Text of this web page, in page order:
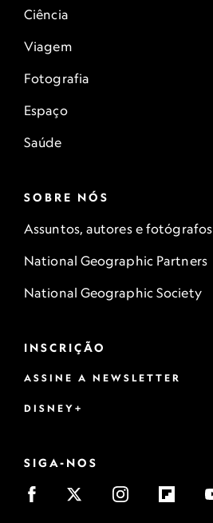
Ciência
Viagem
Fotografia
Espaço
Saúde
SOBRE NÓS
Assuntos, autores e fotógrafos
National Geographic Partners
National Geographic Society
INSCRIÇÃO
ASSINE A NEWSLETTER
DISNEY+
SIGA-NOS